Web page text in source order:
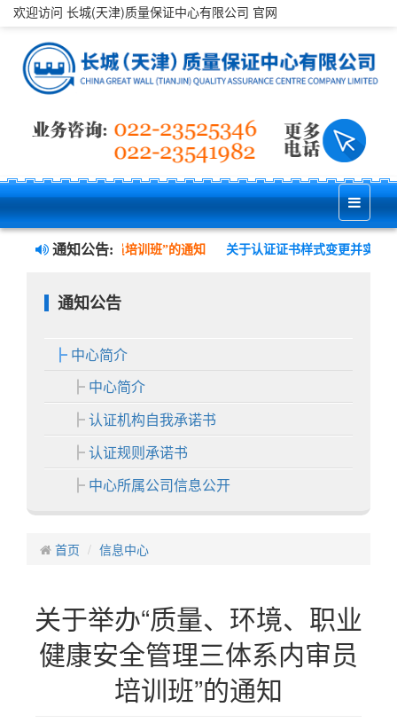
欢迎访问 长城(天津)质量保证中心有限公司 官网
通知公告:
全管理三体系内审员培训班”的通知 关于认证证书样式变更并实施
通知公告
中心简介
中心简介
认证机构自我承诺书
认证规则承诺书
中心所属公司信息公开
各分中心
中心业务
非认证业务
证书展示
中心活动
首页 信息中心
关于举办“质量、环境、职业
健康安全管理三体系内审员
培训班”的通知